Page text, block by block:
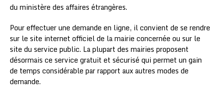
du ministère des affaires étrangères.
Pour effectuer une demande en ligne, il convient de se rendre
sur le site internet officiel de la mairie concernée ou sur le
site du service public. La plupart des mairies proposent
désormais ce service gratuit et sécurisé qui permet un gain
de temps considérable par rapport aux autres modes de
demande.